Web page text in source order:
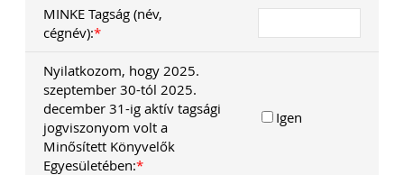
részvételének
adózási kérdései
A vásárokon és a piacokon
folytatott kereskedelmi
tevékenységek egyik kiemelt
időszaka a nyári szezon, amikor
MINKE Tagság (név,
cégnév):*
Nyilatkozom, hogy 2025.
szeptember 30-tól 2025.
december 31-ig aktív tagsági
jogviszonyom volt a
Minősített Könyvelők
Egyesületében:*
Igen